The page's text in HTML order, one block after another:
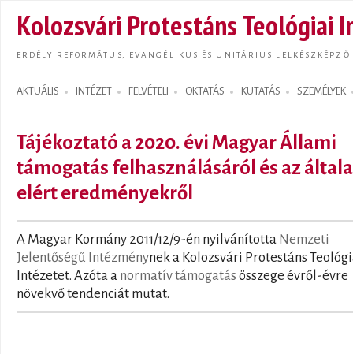
Kolozsvári Protestáns Teológiai
ERDÉLY REFORMÁTUS, EVANGÉLIKUS ÉS UNITÁRIUS LELKÉSZKÉPZŐ
AKTUÁLIS INTÉZET FELVÉTELI OKTATÁS KUTATÁS SZEMÉLYEK
Search form
Tájékoztató a 2020. évi Magyar Állami
támogatás felhasználásáról és az általa
elért eredményekről
A Magyar Kormány 2011/12/9-én nyilvánította Nemzeti
Jelentőségű Intézménynek a Kolozsvári Protestáns
Intézetet. Azóta a normatív támogatás összege évről-évre
növekvő tendenciát mutat.